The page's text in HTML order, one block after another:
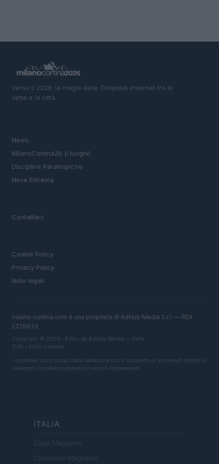
Verso il 2026: la magia delle Olimpiadi invernali tra le
vette e la città.
News
MIlanoCortina26 (i luoghi)
Discipline Paralimpiche
Neve Estrema
Contattaci
Cookie Policy
Privacy Policy
Note legali
milano-cortina.com è una proprietà di AdHub Media S.r.l. — REA
2729933
Copyright © 2026 · Edito da AdHub Media — Italia
Tutti i diritti riservati
I contenuti sono curati dalla redazione con il supporto di strumenti digitali e
realizzati in collaborazione con autori indipendenti.
ITALIA
Casa Magazine
Cineverse Magazine